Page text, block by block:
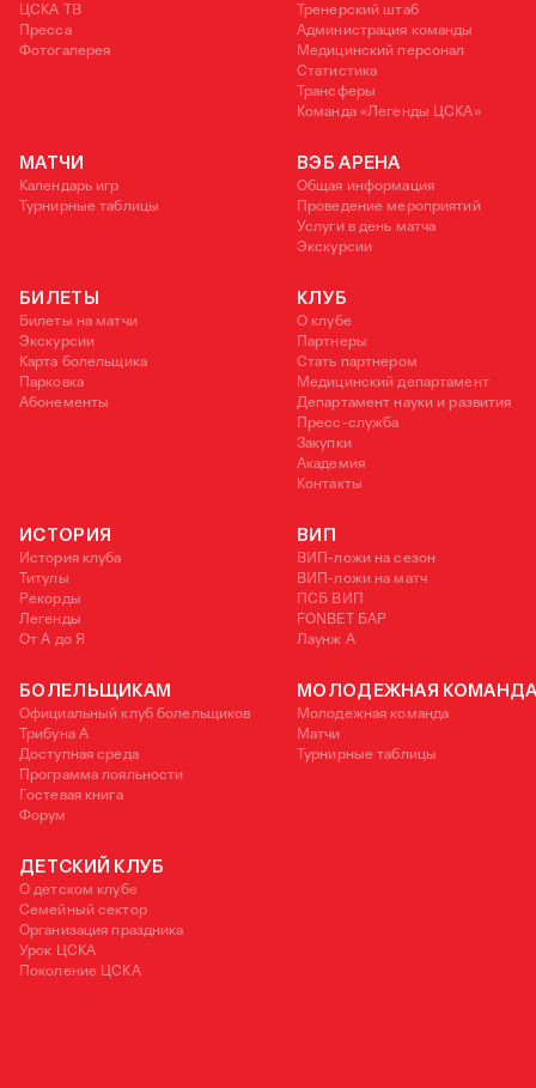
ЦСКА ТВ
Пресса
Фотогалерея
Тренерский штаб
Администрация команды
Медицинский персонал
Статистика
Трансферы
Команда «Легенды ЦСКА»
МАТЧИ
Календарь игр
Турнирные таблицы
ВЭБ АРЕНА
Общая информация
Проведение мероприятий
Услуги в день матча
Экскурсии
БИЛЕТЫ
Билеты на матчи
Экскурсии
Карта болельщика
Парковка
Абонементы
КЛУБ
О клубе
Партнеры
Стать партнером
Медицинский департамент
Департамент науки и развития
Пресс-служба
Закупки
Академия
Контакты
ИСТОРИЯ
История клуба
Титулы
Рекорды
Легенды
От А до Я
ВИП
ВИП-ложи на сезон
ВИП-ложи на матч
ПСБ ВИП
FONBET БАР
Лаунж A
БОЛЕЛЬЩИКАМ
Официальный клуб болельщиков
Трибуна А
Доступная среда
Программа лояльности
Гостевая книга
Форум
МОЛОДЕЖНАЯ
Молодежная команда
Матчи
Турнирные таблицы
ДЕТСКИЙ КЛУБ
О детском клубе
Семейный сектор
Организация праздника
Урок ЦСКА
Поколение ЦСКА